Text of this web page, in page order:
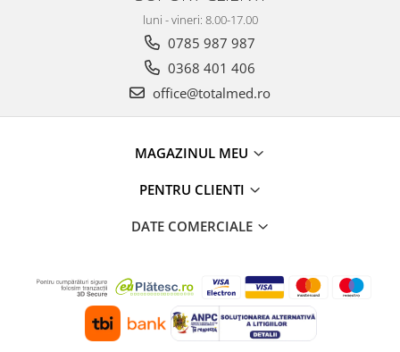
luni - vineri: 8.00-17.00
0785 987 987
0368 401 406
office@totalmed.ro
MAGAZINUL MEU
PENTRU CLIENTI
DATE COMERCIALE